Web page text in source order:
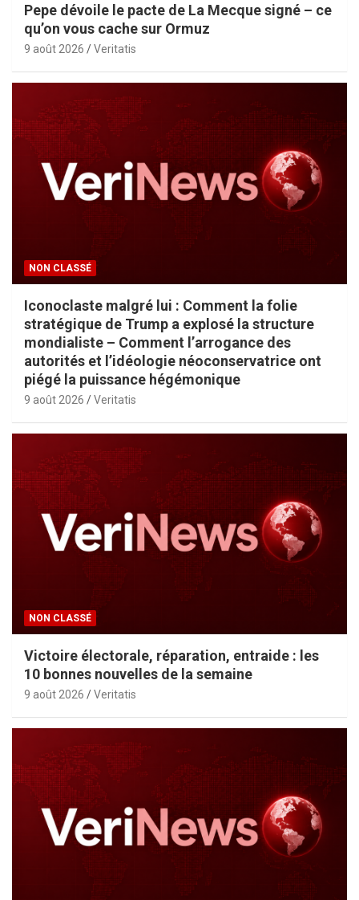
Pepe dévoile le pacte de La Mecque signé – ce
qu’on vous cache sur Ormuz
9 août 2026 Veritatis
NON CLASSÉ
Iconoclaste malgré lui : Comment la folie
stratégique de Trump a explosé la structure
mondialiste – Comment l’arrogance des
autorités et l’idéologie néoconservatrice ont
piégé la puissance hégémonique
9 août 2026 Veritatis
NON CLASSÉ
Victoire électorale, réparation, entraide : les
10 bonnes nouvelles de la semaine
9 août 2026 Veritatis